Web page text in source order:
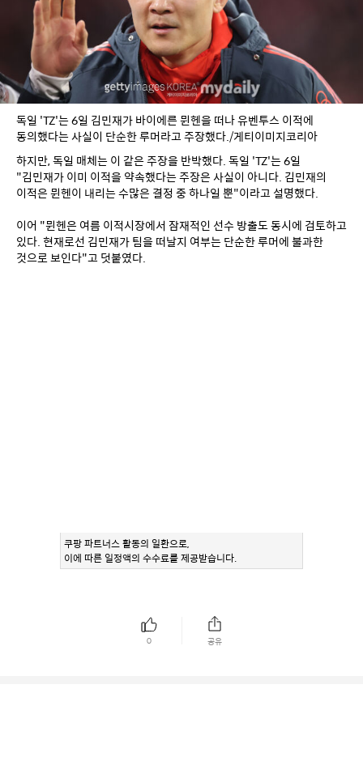
독일 'TZ'는 6일 김민재가 바이에른 뮌헨을 떠나 유벤투스 이적에
동의했다는 사실이 단순한 루머라고 주장했다./게티이미지코리아
하지만, 독일 매체는 이 같은 주장을 반박했다. 독일 'TZ'는 6일
"김민재가 이미 이적을 약속했다는 주장은 사실이 아니다. 김민재의
이적은 뮌헨이 내리는 수많은 결정 중 하나일 뿐"이라고 설명했다.
이어 "뮌헨은 여름 이적시장에서 잠재적인 선수 방출도 동시에 검토하고
있다. 현재로선 김민재가 팀을 떠날지 여부는 단순한 루머에 불과한
것으로 보인다"고 덧붙였다.
쿠팡 파트너스 활동의 일환으로,
이에 따른 일정액의 수수료를 제공받습니다.
0 공유